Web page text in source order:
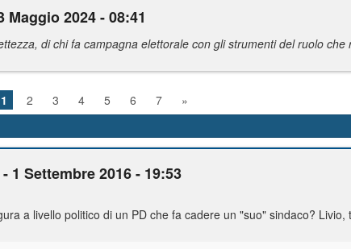
Maggio 2024 - 08:41
di chi fa campagna elettorale con gli strumenti del ruolo che
1 2 3 4 5 6 7
»
- 1 Settembre 2016 - 19:53
a livello politico di un PD che fa cadere un "suo" sindaco?